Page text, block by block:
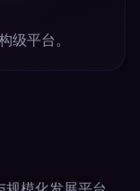
级平台。